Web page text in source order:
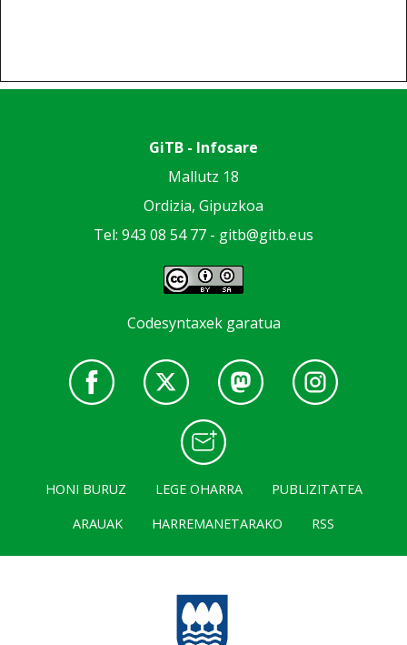
GiTB - Infosare
Mallutz 18
Ordizia, Gipuzkoa
Tel: 943 08 54 77 - gitb@gitb.eus
Codesyntaxek garatua
HONI BURUZ LEGE OHARRA
PUBLIZITATEA
ARAUAK
HARREMANETARAKO RSS